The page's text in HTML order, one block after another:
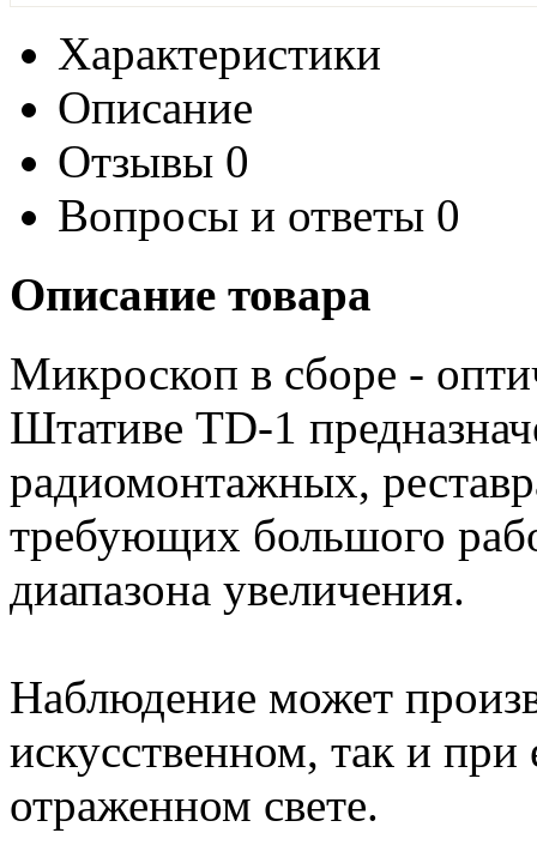
Характеристики
Описание
Отзывы 0
Вопросы и ответы 0
Описание товара
Микроскоп в сборе -
Штативе TD-1
радиомонтажных,
требующих большого
диапазона увеличения.
Наблюдение может
искусственном, так и
отраженном свете.